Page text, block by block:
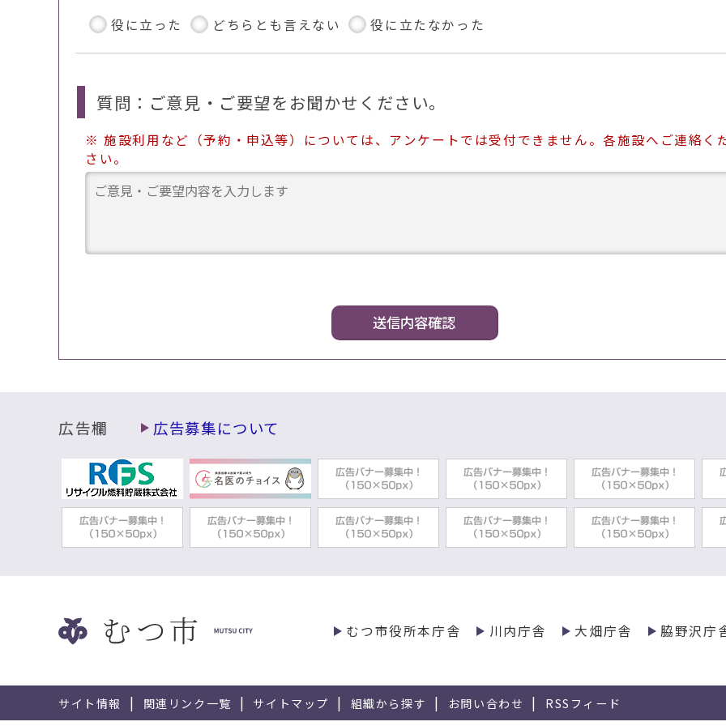
役に立った どちらとも言えない 役に立たなかった
質問：ご意見・ご要望をお聞かせください。
※ 施設利用など（予約・申込等）については、アンケートでは受付できません。各施設へご連絡く
さい。
広告欄 広告募集について
むつ市役所本庁舎 川内庁舎 大畑庁舎 脇野沢庁
サイト情報 関連リンク一覧 サイトマップ 組織から探す お問い合わせ RSSフィード